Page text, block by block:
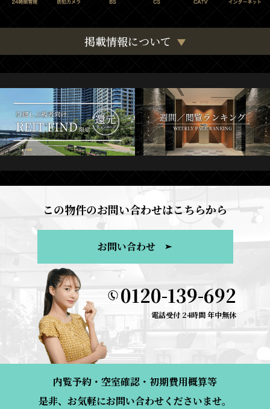
掲載情報について
この物件のお問い合わせはこちらから
お問い合わせ
0120-139-692
電話受付 24時間 年中無休
内覧予約・空室確認・初期費用概算等
是非、お気軽にお問い合わせくださいませ。